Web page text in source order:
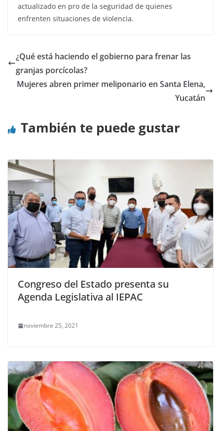
actualizado en pro de la seguridad de quienes
enfrenten situaciones de violencia.
¿Qué está haciendo el gobierno para frenar las
granjas porcícolas?
Mujeres abren primer meliponario en Santa Elena,
Yucatán
También te puede gustar
Congreso del Estado presenta su
Agenda Legislativa al IEPAC
noviembre 25, 2021